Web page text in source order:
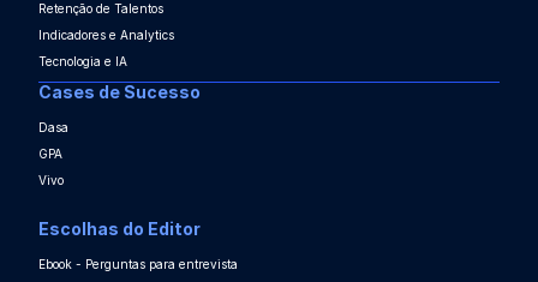
Retenção de Talentos
Indicadores e Analytics
Tecnologia e IA
Cases de Sucesso
Dasa
GPA
Vivo
Escolhas do Editor
Ebook - Perguntas para entrevista